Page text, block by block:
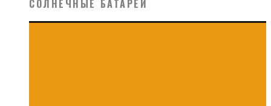
СОЛНЕЧНЫЕ БАТАРЕИ